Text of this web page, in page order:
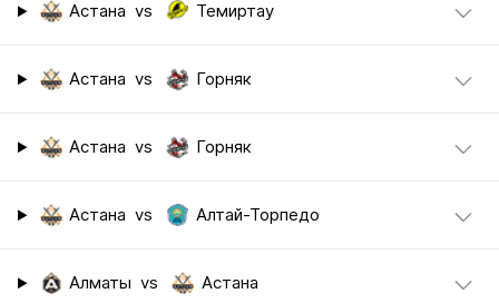
Астана vs Темиртау
Астана vs Горняк
Астана vs Горняк
Астана vs Алтай-Торпедо
Алматы vs Астана